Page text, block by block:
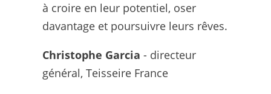
à croire en leur potentiel, oser
davantage et poursuivre leurs rêves.
Christophe Garcia - directeur
général, Teisseire France